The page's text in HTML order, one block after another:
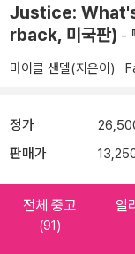
Justice:
rback, 미국판) -
마이클 샌델(지은이)
정가
판매가
전체 중고
(91)
알